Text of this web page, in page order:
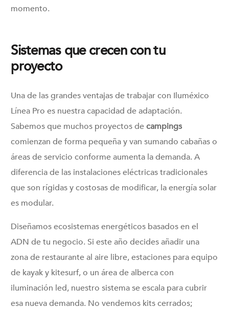
momento.
Sistemas que crecen con tu
proyecto
Una de las grandes ventajas de trabajar con Iluméxico
Línea Pro es nuestra capacidad de adaptación.
Sabemos que muchos proyectos decampings
comienzan de forma pequeña y van sumando cabañas o
áreas de servicio conforme aumenta la demanda. A
diferencia de las instalaciones eléctricas tradicionales
que son rígidas y costosas de modificar, la energía solar
es modular.
Diseñamos ecosistemas energéticos basados en el
ADN de tu negocio. Si este año decides añadir una
zona de restaurante al aire libre, estaciones para equipo
de kayak y kitesurf, o un área de alberca con
iluminación led, nuestro sistema se escala para cubrir
esa nueva demanda. No vendemos kits cerrados;